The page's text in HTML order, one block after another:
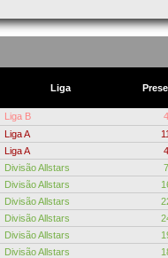
Liga
Liga B
4
Liga A
Liga A
4
Divisão Allstars
7
Divisão Allstars
Divisão Allstars
Divisão Allstars
Divisão Allstars
Divisão Allstars